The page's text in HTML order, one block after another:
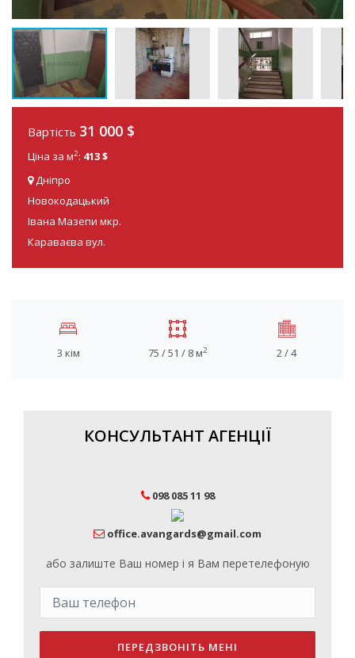
Вартість 31 000 $
Ціна за м2: 413 $
Дніпро
Новокодацький
Івана Мазепи мкр.
Караваєва вул.
3 кім 75 / 51 / 8 м2 2 / 4
КОНСУЛЬТАНТ АГЕНЦІЇ
098 085 11 98
office.avangards@gmail.com
або залиште Ваш номер і я Вам перетелефоную
ПЕРЕДЗВОНІТЬ МЕНІ